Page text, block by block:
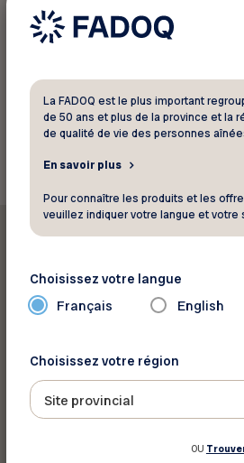
Lire le mémoire
Source: Réseau FADOQ
Imprimer cet
Partager sur :
La FADOQ est le plus important
de 50 ans et plus de la province et la
de qualité de vie des personnes
En savoir plus
Pour connaître les produits et les
veuillez indiquer votre langue et votre
Choisissez votre langue
Français English
Choisissez votre région
Site provincial
OU